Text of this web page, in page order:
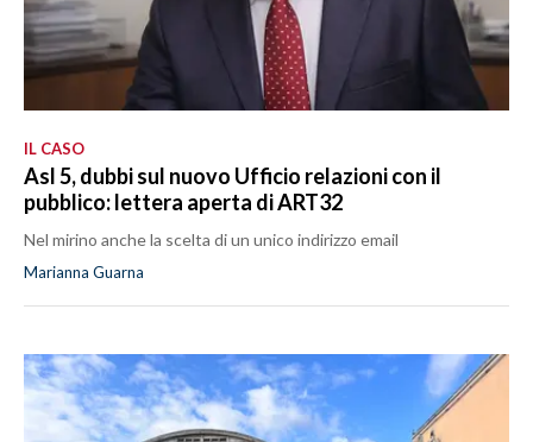
IL CASO
Asl 5, dubbi sul nuovo Ufficio relazioni con il
pubblico: lettera aperta di ART32
Nel mirino anche la scelta di un unico indirizzo email
Marianna Guarna